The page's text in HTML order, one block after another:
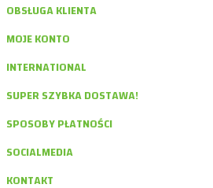
OBSŁUGA KLIENTA
MOJE KONTO
INTERNATIONAL
SUPER SZYBKA DOSTAWA!
SPOSOBY PŁATNOŚCI
SOCIALMEDIA
KONTAKT